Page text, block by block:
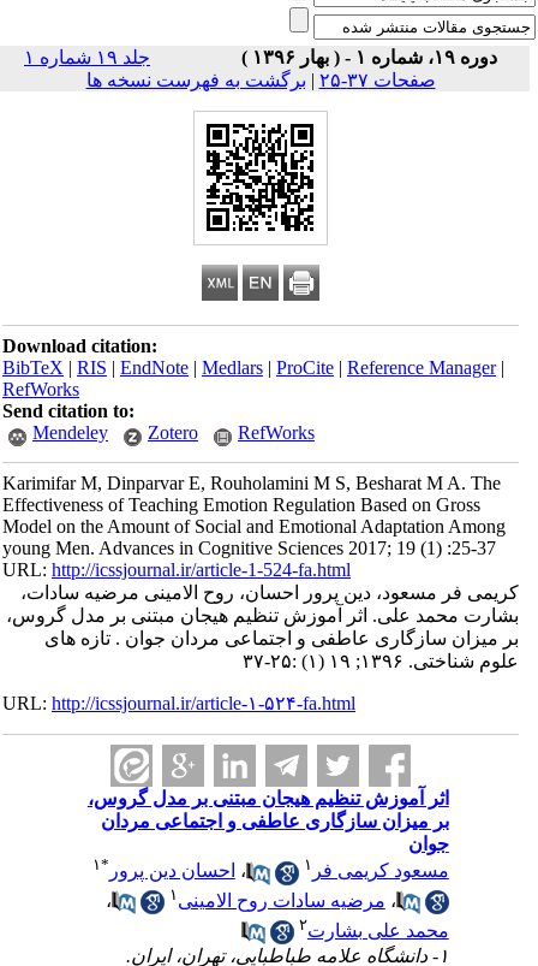
دوره ۱۹، شماره ۱ - ( بهار ۱۳۹۶ )
جلد ۱۹ شماره ۱
صفحات ۳۷-۲۵
|برگشت به فهرست نسخه ها
Download citation:
BibTeX|RIS|EndNote|Medlars|ProCite|Reference Manager
RefWorks
Send citation to:
Mendeley
Zotero RefWorks
Karimifar M, Dinparvar E, Rouholamini M S, Besharat M A. The
Effectiveness of Teaching Emotion Regulation Based on Gross
Model on the Amount of Social and Emotional Adaptation Among
young Men. Advances in Cognitive Sciences 2017; 19 (1) :25-37
URL:http://icssjournal.ir/article-1-524-fa.html
کریمی فر مسعود، دین پرور احسان، روح الامینی مرضیه سادات،
بشارت محمد علی. اثر آموزش تنظیم هیجان مبتنی بر مدل گروس،
بر میزان سازگاری عاطفی و اجتماعی مردان جوان . تازه های
علوم شناختی. ۱۳۹۶; ۱۹ (۱) :۲۵-۳۷
URL:http://icssjournal.ir/article-۱-۵۲۴-fa.html
اثر آموزش تنظیم هیجان مبتنی بر مدل گروس،
بر میزان سازگاری عاطفی و اجتماعی مردان
جوان
مسعود کریمی فر۱ ،احسان دین پرور ۱
،مرضیه سادات روح الامینی
،
محمد علی بشارت